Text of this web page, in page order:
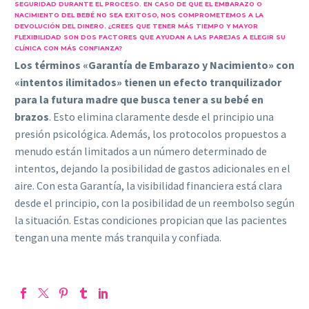
SEGURIDAD DURANTE EL PROCESO. EN CASO DE QUE EL EMBARAZO O
NACIMIENTO DEL BEBÉ NO SEA EXITOSO, NOS COMPROMETEMOS A LA
DEVOLUCIÓN DEL DINERO. ¿CREES QUE TENER MÁS TIEMPO Y MAYOR
FLEXIBILIDAD SON DOS FACTORES QUE AYUDAN A LAS PAREJAS A ELEGIR SU
CLÍNICA CON MÁS CONFIANZA?
Los términos «Garantía de Embarazo y Nacimiento» con
«intentos ilimitados» tienen un efecto tranquilizador
para la futura madre que busca tener a su bebé en
brazos. Esto elimina claramente desde el principio una
presión psicológica. Además, los protocolos propuestos a
menudo están limitados a un número determinado de
intentos, dejando la posibilidad de gastos adicionales en el
aire. Con esta Garantía, la visibilidad financiera está clara
desde el principio, con la posibilidad de un reembolso según
la situación. Estas condiciones propician que las pacientes
tengan una mente más tranquila y confiada.